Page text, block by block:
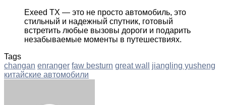
Exeed TX — это не просто автомобиль, это
стильный и надежный спутник, готовый
встретить любые вызовы дороги и подарить
незабываемые моменты в путешествиях.
Tags
changan enranger faw besturn great wall
jiangling yusheng
китайские автомобили